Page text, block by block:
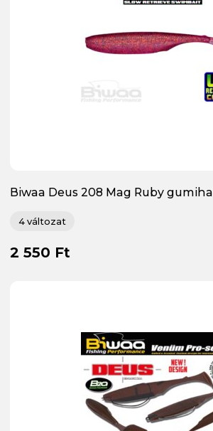
Biwaa Deus 208 Mag Ruby gumihal
4 változat
2 550 Ft